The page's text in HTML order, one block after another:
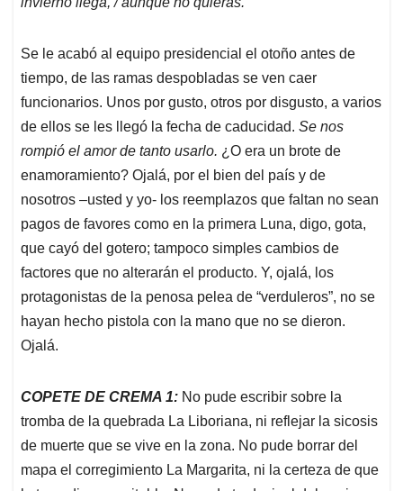
Se le acabó al equipo presidencial el otoño antes de
tiempo, de las ramas despobladas se ven caer
funcionarios. Unos por gusto, otros por disgusto, a varios
de ellos se les llegó la fecha de caducidad. Se nos
rompió el amor de tanto usarlo. ¿O era un brote de
enamoramiento? Ojalá, por el bien del país y de
nosotros –usted y yo- los reemplazos que faltan no sean
pagos de favores como en la primera Luna, digo, gota,
que cayó del gotero; tampoco simples cambios de
factores que no alterarán el producto. Y, ojalá, los
protagonistas de la penosa pelea de “verduleros”, no se
hayan hecho pistola con la mano que no se dieron.
Ojalá.
COPETE DE CREMA 1: No pude escribir sobre la
tromba de la quebrada La Liboriana, ni reflejar la sicosis
de muerte que se vive en la zona. No pude borrar del
mapa el corregimiento La Margarita, ni la certeza de que